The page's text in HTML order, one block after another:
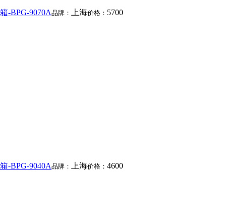
-BPG-9070A品牌： 上海价格： 5700
-BPG-9040A品牌： 上海价格： 4600